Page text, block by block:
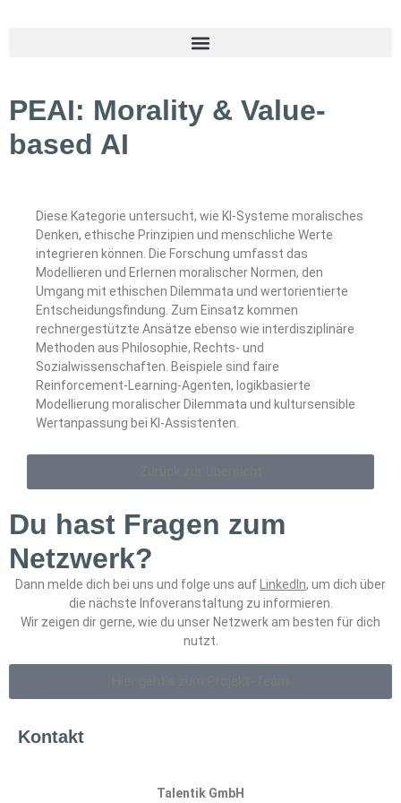
PEAI: Morality & Value-
based AI
Diese Kategorie untersucht, wie KI-Systeme moralisches
Denken, ethische Prinzipien und menschliche Werte
integrieren können. Die Forschung umfasst das
Modellieren und Erlernen moralischer Normen, den
Umgang mit ethischen Dilemmata und wertorientierte
Entscheidungsfindung. Zum Einsatz kommen
rechnergestützte Ansätze ebenso wie interdisziplinäre
Methoden aus Philosophie, Rechts- und
Sozialwissenschaften. Beispiele sind faire
Reinforcement-Learning-Agenten, logikbasierte
Modellierung moralischer Dilemmata und kultursensible
Wertanpassung bei KI-Assistenten.
Du hast Fragen zum
Netzwerk?
Dann melde dich bei uns und folge uns auf LinkedIn, um dich über
die nächste Infoveranstaltung zu informieren.
Wir zeigen dir gerne, wie du unser Netzwerk am besten für dich
nutzt.
Kontakt
Talentik GmbH